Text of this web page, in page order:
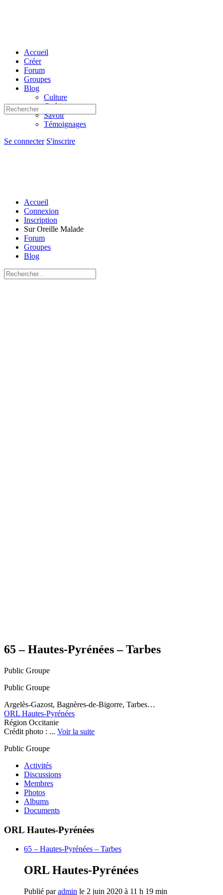
Accueil
Créer
Forum
Groupes
Blog
Culture
Guérir
Savoir
Témoignages
Options
Se connecter S'inscrire
Recherche
pour:
Accueil
Connexion
Inscription
Sur Oreille Malade
Forum
Groupes
Blog
Recherche
pour:
65 – Hautes-Pyrénées – Tarbes
Public Groupe
Public Groupe
Argelès-Gazost, Bagnères-de-Bigorre, Tarbes…
ORL Hautes-Pyrénées
Région Occitanie
Crédit photo : ... Voir la suite
Public Groupe
Activités
Discussions
Membres
Photos
Albums
Documents
ORL Hautes-Pyrénées
65 – Hautes-Pyrénées – Tarbes
ORL Hautes-Pyrénées
Publié paradmin le 2 juin 2020 à 11 h 19 min